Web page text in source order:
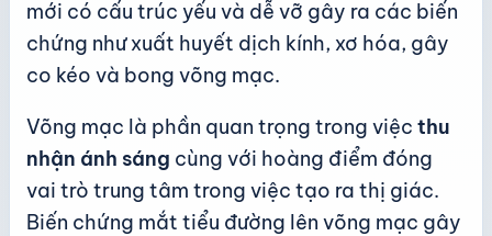
mới có cấu trúc yếu và dễ vỡ gây ra các biến
chứng như xuất huyết dịch kính, xơ hóa, gây
co kéo và bong võng mạc.
Võng mạc là phần quan trọng trong việc thu
nhận ánh sáng cùng với hoàng điểm đóng
vai trò trung tâm trong việc tạo ra thị giác.
Biến chứng mắt tiểu đường lên võng mạc gây